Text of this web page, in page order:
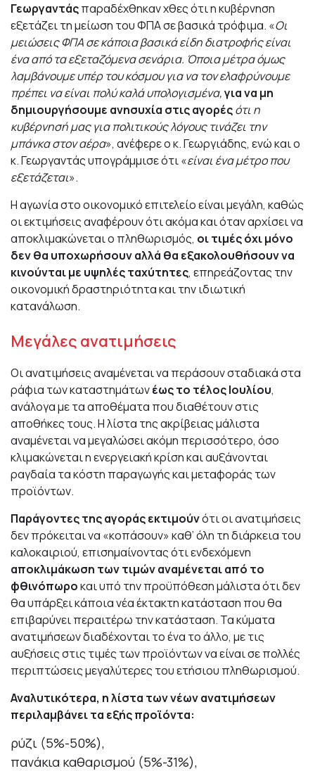
Γεωργαντάςπαραδέχθηκαν χθες ότι η κυβέρνηση
εξετάζει τη μείωση του ΦΠΑ σε βασικά τρόφιμα. «Οι
μειώσεις ΦΠΑ σε κάποια βασικά είδη διατροφής είναι
ένα από τα εξεταζόμενα σενάρια. Όποια μέτρα όμως
λαμβάνουμε υπέρ του κόσμου για να τον ελαφρύνουμε
πρέπει να είναι πολύ καλά υπολογισμένα,για να μη
δημιουργήσουμε ανησυχία στις αγορέςότι η
κυβέρνησή μας για πολιτικούς λόγους τινάζει την
μπάνκα στον αέρα», ανέφερε ο κ. Γεωργιάδης, ενώ και ο
κ. Γεωργαντάς υπογράμμισε ότι «είναι ένα μέτρο που
εξετάζεται».
Η αγωνία στο οικονομικό επιτελείο είναι μεγάλη, καθώς
οι εκτιμήσεις αναφέρουν ότι ακόμα και όταν αρχίσει να
αποκλιμακώνεται ο πληθωρισμός, οι τιμές όχι μόνο
δεν θα υποχωρήσουν αλλά θα εξακολουθήσουν να
κινούνται με υψηλές ταχύτητες, επηρεάζοντας την
οικονομική δραστηριότητα και την ιδιωτική
κατανάλωση.
Μεγάλες ανατιμήσεις
Οι ανατιμήσεις αναμένεται να περάσουν σταδιακά στα
ράφια των καταστημάτωνέως το τέλος Ιουλίου,
ανάλογα με τα αποθέματα που διαθέτουν στις
αποθήκες τους. Η λίστα της ακρίβειας μάλιστα
αναμένεται να μεγαλώσει ακόμη περισσότερο, όσο
κλιμακώνεται η ενεργειακή κρίση και αυξάνονται
ραγδαία τα κόστη παραγωγής και μεταφοράς των
προϊόντων.
Παράγοντες της αγοράς εκτιμούνότι οι ανατιμήσεις
δεν πρόκειται να «κοπάσουν» καθ’ όλη τη διάρκεια του
καλοκαιριού, επισημαίνοντας ότι ενδεχόμενη
αποκλιμάκωση των τιμών αναμένεται από το
φθινόπωροκαι υπό την προϋπόθεση μάλιστα ότι δεν
θα υπάρξει κάποια νέα έκτακτη κατάσταση που θα
επιβαρύνει περαιτέρω την κατάσταση. Τα κύματα
ανατιμήσεων διαδέχονται το ένα το άλλο, με τις
αυξήσεις στις τιμές των προϊόντων να είναι σε πολλές
περιπτώσεις μεγαλύτερες του ετήσιου πληθωρισμού.
Αναλυτικότερα, η λίστα των νέων ανατιμήσεων
περιλαμβάνει τα εξής προϊόντα:
ρύζι (5%-50%),
πανάκια καθαρισμού (5%-31%),